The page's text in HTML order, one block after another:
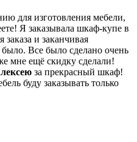
для изготовления мебели,
Я заказывала шкаф-купе в
и заканчивая
Все было сделано очень
мне ещё скидку сделали!
за прекрасный шкаф!
буду заказывать только